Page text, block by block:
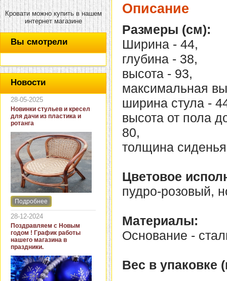
Кровати можно купить в нашем
интернет магазине
Вы смотрели
Новости
28-05-2025
Новинки стульев и кресел
для дачи из пластика и
ротанга
Интернет-магазин "Кровать
и диван" представляет
новинки стульев и кресел
для дачи. В ассортименте
представлены как
бюджетные модели из
пластика для дачи, так и
кресла для загородных
домов из натурального и
искусственного ротанга.
Подробнее
28-12-2024
Поздравляем с Новым
годом ! График работы
нашего магазина в
праздники.
Описание
Размеры (см):
Ширина - 44,
глубина - 38,
высота - 93,
максимальная
ширина стула -
высота от пола
80,
толщина
Цветовое
пудро-розовый,
Материалы:
Основание -
Вес в упаковке